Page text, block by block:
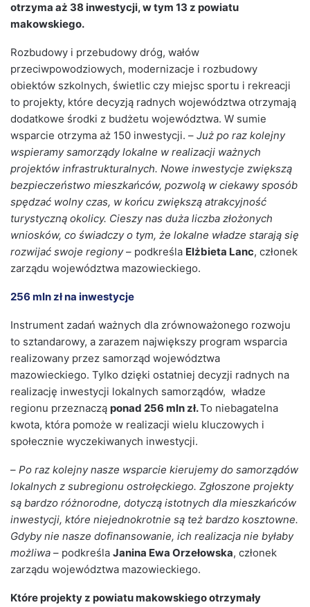
otrzyma aż 38 inwestycji, w tym 13 z powiatu
makowskiego.
Rozbudowy i przebudowy dróg, wałów
przeciwpowodziowych, modernizacje i rozbudowy
obiektów szkolnych, świetlic czy miejsc sportu i rekreacji
to projekty, które decyzją radnych województwa otrzymają
dodatkowe środki z budżetu województwa. W sumie
wsparcie otrzyma aż 150 inwestycji. – Już po raz kolejny
wspieramy samorządy lokalne w realizacji ważnych
projektów infrastrukturalnych. Nowe inwestycje zwiększą
bezpieczeństwo mieszkańców, pozwolą w ciekawy sposób
spędzać wolny czas, w końcu zwiększą atrakcyjność
turystyczną okolicy. Cieszy nas duża liczba złożonych
wniosków, co świadczy o tym, że lokalne władze starają się
rozwijać swoje regiony– podkreśla Elżbieta Lanc, członek
zarządu województwa mazowieckiego.
256 mln zł na inwestycje
Instrument zadań ważnych dla zrównoważonego rozwoju
to sztandarowy, a zarazem największy program wsparcia
realizowany przez samorząd województwa
mazowieckiego. Tylko dzięki ostatniej decyzji radnych na
realizację inwestycji lokalnych samorządów, władze
regionu przeznaczą ponad 256 mln zł.To niebagatelna
kwota, która pomoże w realizacji wielu kluczowych i
społecznie wyczekiwanych inwestycji.
– Po raz kolejny nasze wsparcie kierujemy do samorządów
lokalnych z subregionu ostrołęckiego. Zgłoszone projekty
są bardzo różnorodne, dotyczą istotnych dla mieszkańców
inwestycji, które niejednokrotnie są też bardzo kosztowne.
Gdyby nie nasze dofinansowanie, ich realizacja nie byłaby
możliwa – podkreśla Janina Ewa Orzełowska, członek
zarządu województwa mazowieckiego.
Które projekty z powiatu makowskiego otrzymały